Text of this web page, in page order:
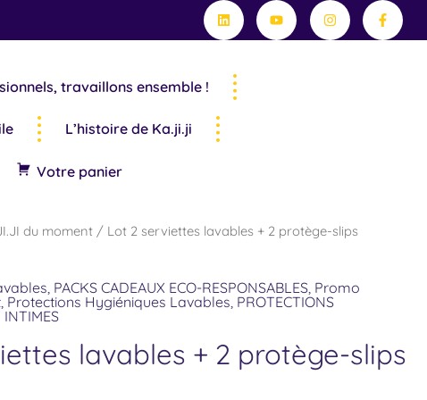
LinkedinYoutubeInstagram
f
travaillons ensemble !
L’histoire de Ka.ji.ji
Votre panier
du moment / Lot 2 serviettes lavables + 2 protège-slips
PACKS CADEAUX ECO-RESPONSABLES Promo
Protections Hygiéniques Lavables PROTECTIONS
INTIMES
lavables + 2 protège-slips
:
€.
Le
actuel
est :
42.00 €.
était :
56.97 €.
est :
42.00 €.